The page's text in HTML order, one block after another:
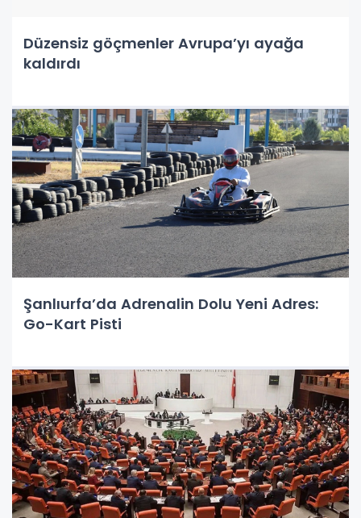
Düzensiz göçmenler Avrupa’yı ayağa
kaldırdı
Şanlıurfa’da Adrenalin Dolu Yeni Adres:
Go-Kart Pisti